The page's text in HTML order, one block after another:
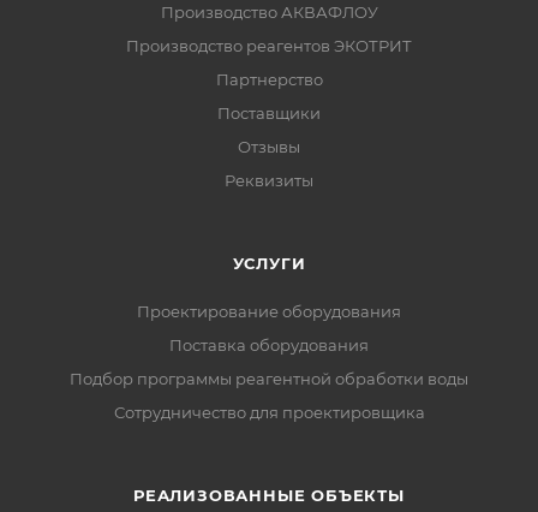
Производство АКВАФЛОУ
Производство реагентов ЭКОТРИТ
Партнерство
Поставщики
Отзывы
Реквизиты
УСЛУГИ
Проектирование оборудования
Поставка оборудования
Подбор программы реагентной обработки воды
Сотрудничество для проектировщика
РЕАЛИЗОВАННЫЕ ОБЪЕКТЫ